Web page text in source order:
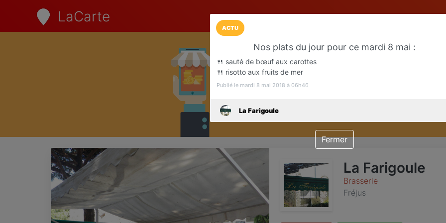
LaCarte
Installez l'App LaCarte
Téléchargez gratuitement l'app LaCarte
commerces favoris et ne rien rater !
Télécharger
La Farigoule
Brasserie
Fréjus
ACTU
Nos plats du jour pour ce mardi 8 mai :
🍴 sauté de bœuf aux carottes
🍴 risotto aux fruits de mer
Publié le mardi 8 mai 2018 à 06h46
La Farigoule
Fermer